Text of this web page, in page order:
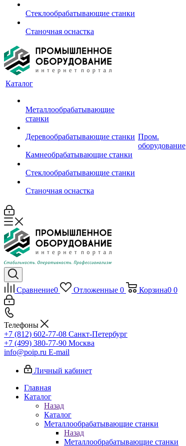
Стеклообрабатывающие станки
Станочная оснастка
Каталог
Металлообрабатывающие
станки
Деревообрабатывающие станки
Камнеобрабатывающие станки
Стеклообрабатывающие станки
Станочная оснастка
Пром.
оборудование
Сравнение0 Отложенные 0 Корзина0 0
Телефоны
+7 (812) 602-77-08 Санкт-Петербург
+7 (499) 380-77-90 Москва
info@poip.ru E-mail
Личный кабинет
Главная
Каталог
Назад
Каталог
Металлообрабатывающие станки
Назад
Металлообрабатывающие станки